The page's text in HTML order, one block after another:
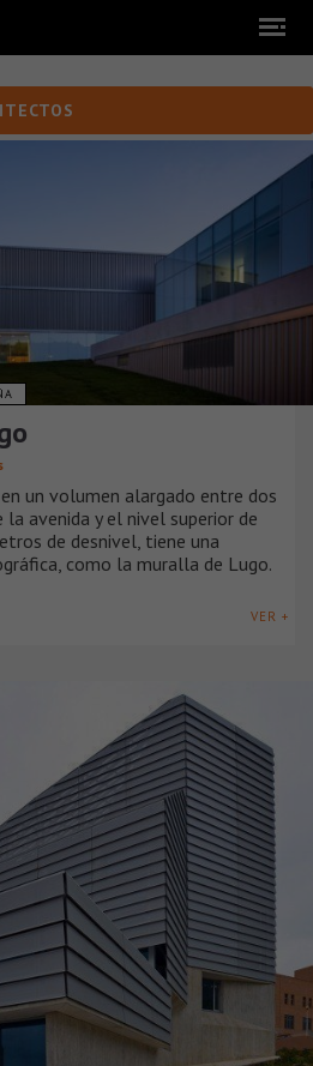
un volumen alargado entre dos
avenida y el nivel superior de
de desnivel, tiene una
como la muralla de Lugo.
VER +